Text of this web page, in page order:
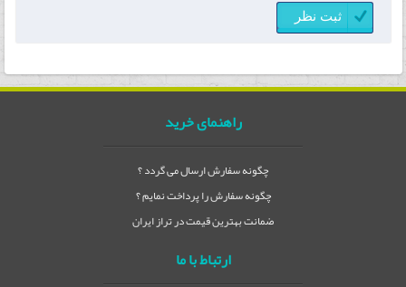
راهنمای خرید
چگونه سفارش ارسال می گردد ؟
چگونه سفارش را پرداخت نمایم ؟
ضمانت بهترین قیمت در تراز ایران
ارتباط با ما